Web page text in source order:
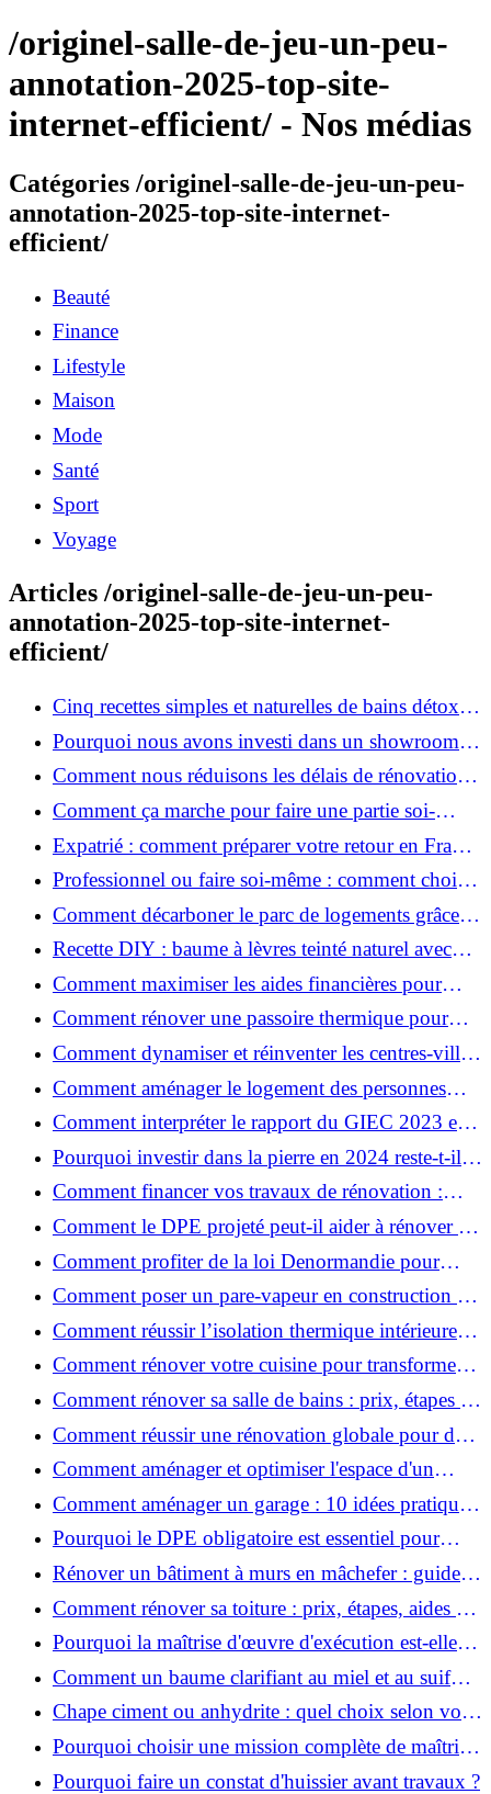
/originel-salle-de-jeu-un-peu-
annotation-2025-top-site-
internet-efficient/ - Nos médias
Catégories /originel-salle-de-jeu-un-peu-
annotation-2025-top-site-internet-
efficient/
Beauté
Finance
Lifestyle
Maison
Mode
Santé
Sport
Voyage
Articles /originel-salle-de-jeu-un-peu-
annotation-2025-top-site-internet-
efficient/
Cinq recettes simples et naturelles de bains détox
maison
Pourquoi nous avons investi dans un showroom-
atelier et ce que cela apporte aux clients
Comment nous réduisons les délais de rénovation à
3 mois au lieu de 6?
Comment ça marche pour faire une partie soi-
même et nous confier le reste ?
Expatrié : comment préparer votre retour en France
et rénover votre bien à distance ?
Professionnel ou faire soi-même : comment choisir
pour votre rénovation ?
Comment décarboner le parc de logements grâce à
la rénovation énergétique ?
Recette DIY : baume à lèvres teinté naturel avec
SPF
Comment maximiser les aides financières pour
votre rénovation ?
Comment rénover une passoire thermique pour
une maison durable ?
Comment dynamiser et réinventer les centres-villes
avec Action Cœur de Ville ?
Comment aménager le logement des personnes
âgées et obtenir des aides financières ?
Comment interpréter le rapport du GIEC 2023 et
en retenir l'essentiel ?
Pourquoi investir dans la pierre en 2024 reste-t-il
un choix sûr ?
Comment financer vos travaux de rénovation :
aides, prêts et solutions pratiques ?
Comment le DPE projeté peut-il aider à rénover et
valoriser votre bien ?
Comment profiter de la loi Denormandie pour
investir dans l'ancien et défiscaliser ?
Comment poser un pare-vapeur en construction et
rénovation : rôle et erreurs à éviter?
Comment réussir l’isolation thermique intérieure
pour une maison économe en énergie ?
Comment rénover votre cuisine pour transformer
votre espace de vie ?
Comment rénover sa salle de bains : prix, étapes et
astuces ?
Comment réussir une rénovation globale pour des
économies et un confort durables?
Comment aménager et optimiser l'espace d'un
studio : 10 astuces pratiques ?
Comment aménager un garage : 10 idées pratiques
et efficaces ?
Pourquoi le DPE obligatoire est essentiel pour
vendre ou louer un bien ?
Rénover un bâtiment à murs en mâchefer : guide
pratique et solutions
Comment rénover sa toiture : prix, étapes, aides et
réglementation ?
Pourquoi la maîtrise d'œuvre d'exécution est-elle
indispensable pour vos chantiers ?
Comment un baume clarifiant au miel et au suif
peut-il purifier la peau ?
Chape ciment ou anhydrite : quel choix selon votre
projet ?
Pourquoi choisir une mission complète de maîtrise
d’œuvre pour réussir vos projets?
Pourquoi faire un constat d'huissier avant travaux ?